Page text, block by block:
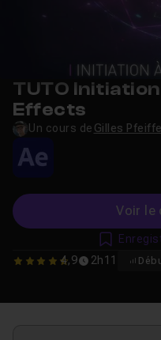
TUTO
Effects
Un cours de Gilles
Voir le
4.9130434782609
4,9 2h11